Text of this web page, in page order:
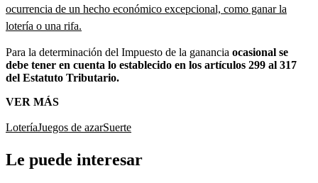
ocurrencia de un hecho económico excepcional, como ganar la
lotería o una rifa.
Para la determinación del Impuesto de la ganancia ocasional se
debe tener en cuenta lo establecido en los artículos 299 al 317
del Estatuto Tributario.
VER MÁS
LoteríaJuegos de azarSuerte
Le puede interesar